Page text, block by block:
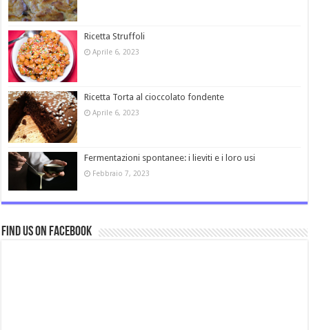
Ricetta Struffoli
Aprile 6, 2023
Ricetta Torta al cioccolato fondente
Aprile 6, 2023
Fermentazioni spontanee: i lieviti e i loro usi
Febbraio 7, 2023
Find us on Facebook